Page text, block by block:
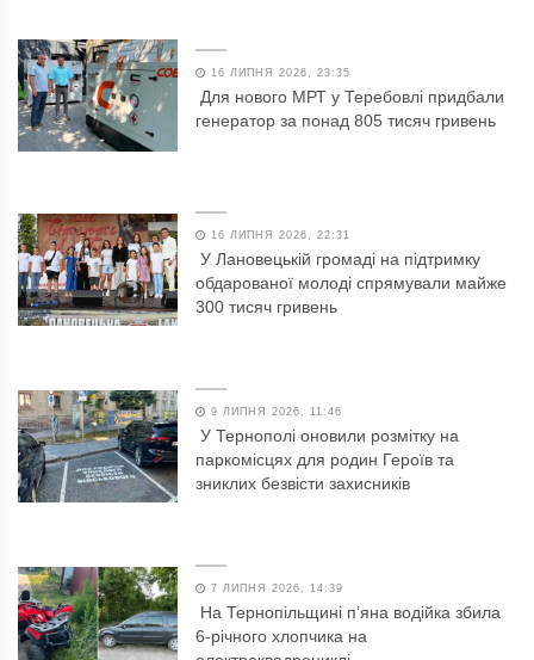
16 ЛИПНЯ 2026, 23:35
Для нового МРТ у Теребовлі придбали
генератор за понад 805 тисяч гривень
16 ЛИПНЯ 2026, 22:31
У Лановецькій громаді на підтримку
обдарованої молоді спрямували майже
300 тисяч гривень
9 ЛИПНЯ 2026, 11:46
У Тернополі оновили розмітку на
паркомісцях для родин Героїв та
зниклих безвісти захисників
7 ЛИПНЯ 2026, 14:39
На Тернопільщині п’яна водійка збила
6-річного хлопчика на